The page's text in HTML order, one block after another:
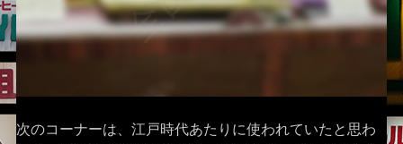
次のコーナーは、江戸時代あたりに使われていたと思わ